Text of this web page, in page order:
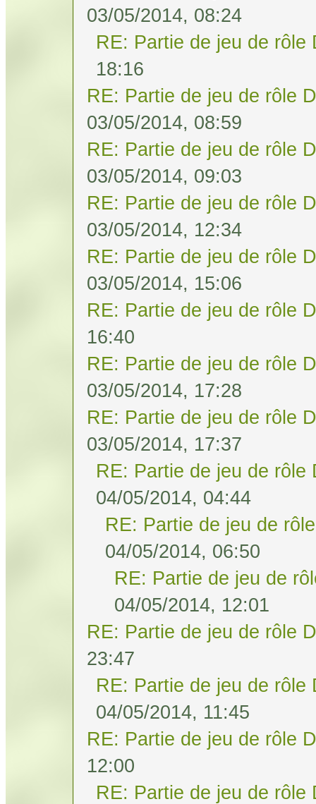
03/05/2014, 08:24
RE: Partie de jeu de rôle
18:16
RE: Partie de jeu de rôle
03/05/2014, 08:59
RE: Partie de jeu de rôle
03/05/2014, 09:03
RE: Partie de jeu de rôle
03/05/2014, 12:34
RE: Partie de jeu de rôle
03/05/2014, 15:06
RE: Partie de jeu de rôle
16:40
RE: Partie de jeu de rôle
03/05/2014, 17:28
RE: Partie de jeu de rôle
03/05/2014, 17:37
RE: Partie de jeu de rôle
04/05/2014, 04:44
RE: Partie de jeu de
04/05/2014, 06:50
RE: Partie de jeu de
04/05/2014, 12:01
RE: Partie de jeu de rôle
23:47
RE: Partie de jeu de rôle
04/05/2014, 11:45
RE: Partie de jeu de rôle
12:00
RE: Partie de jeu de rôle